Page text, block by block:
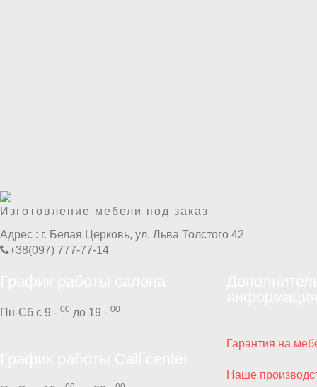
Изготовление мебели под заказ
Адрес : г. Белая Церковь, ул. Льва Толстого 42
+38(097) 777-77-14
Пн-Сб с 9 - 00 до 19 - 00
Гарантия на
Наше